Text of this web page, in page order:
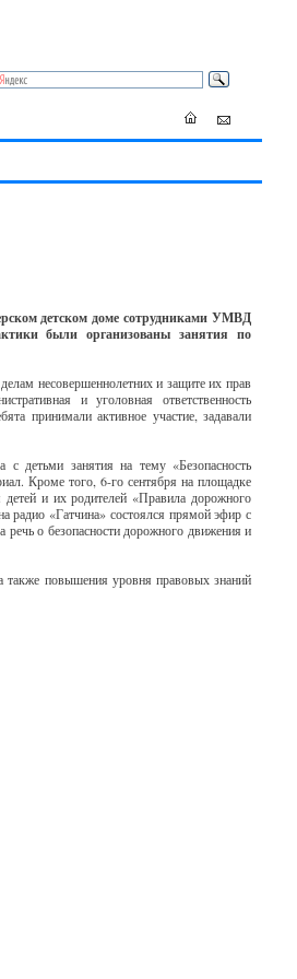
детском доме сотрудниками УМВД
были организованы занятия по
несовершеннолетних и защите их прав
и уголовная ответственность
принимали активное участие, задавали
детьми занятия на тему «Безопасность
Кроме того, 6-го сентября на площадке
и их родителей «Правила дорожного
радио «Гатчина» состоялся прямой эфир с
речь о безопасности дорожного движения и
также повышения уровня правовых знаний